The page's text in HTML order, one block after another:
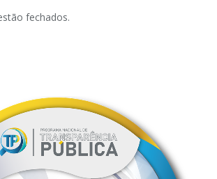
fechados.